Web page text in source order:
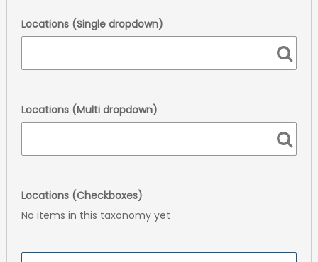
Locations (Single dropdown)
Locations (Multi dropdown)
Locations (Checkboxes)
No items in this taxonomy yet